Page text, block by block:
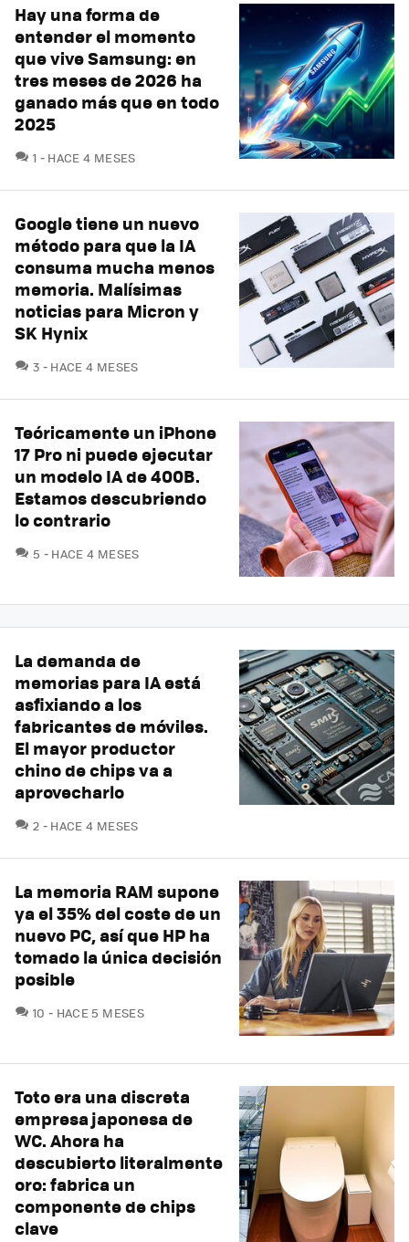
Hay una forma de
entender el momento
que vive Samsung: en
tres meses de 2026 ha
ganado más que en todo
2025
1 COMENTARIOS
HACE 4 MESES
Google tiene un nuevo
método para que la IA
consuma mucha menos
memoria. Malísimas
noticias para Micron y
SK Hynix
3 COMENTARIOS
HACE 4 MESES
Teóricamente un iPhone
17 Pro ni puede ejecutar
un modelo IA de 400B.
Estamos descubriendo
lo contrario
5 COMENTARIOS
HACE 4 MESES
La demanda de
memorias para IA está
asfixiando a los
fabricantes de móviles.
El mayor productor
chino de chips va a
aprovecharlo
2 COMENTARIOS
HACE 4 MESES
La memoria RAM supone
ya el 35% del coste de un
nuevo PC, así que HP ha
tomado la única decisión
posible
10 COMENTARIOS
HACE 5 MESES
Toto era una discreta
empresa japonesa de
WC. Ahora ha
descubierto literalmente
oro: fabrica un
componente de chips
clave